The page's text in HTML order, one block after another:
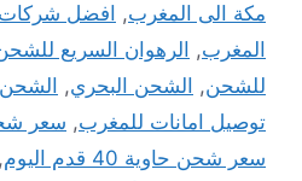
مكة الى المغرب,
افضل شركات
المغرب, الرهوان السريع
للشحن, الشحن البحري,
توصيل امانات للمغرب, سعر شحن
سعر شحن حاوية 40 قدم اليوم
,